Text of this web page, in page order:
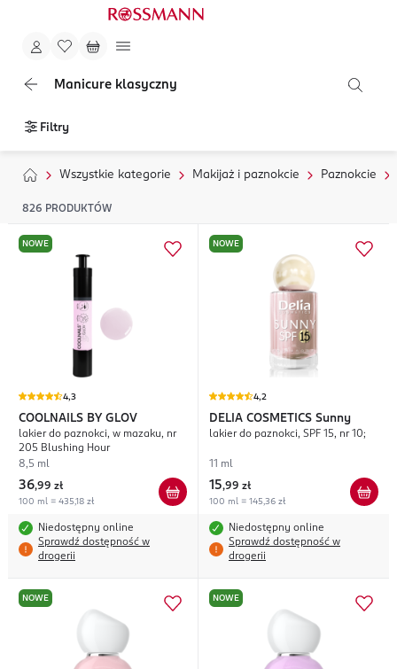
Manicure klasyczny
Filtry
Wszystkie kategorie Makijaż i paznokcie Paznokcie
826 PRODUKTÓW
NOWE
4,3
COOLNAILS BY GLOV
lakier do paznokci, w mazaku, nr
205 Blushing Hour
8,5 ml
36,99 zł
100 ml = 435,18 zł
Niedostępny online
Sprawdź dostępność w
drogerii
NOWE
4,2
DELIA COSMETICS Sunny
lakier do paznokci, SPF 15, nr 10;
11 ml
15,99 zł
100 ml = 145,36 zł
Niedostępny online
Sprawdź dostępność w
drogerii
NOWE NOWE